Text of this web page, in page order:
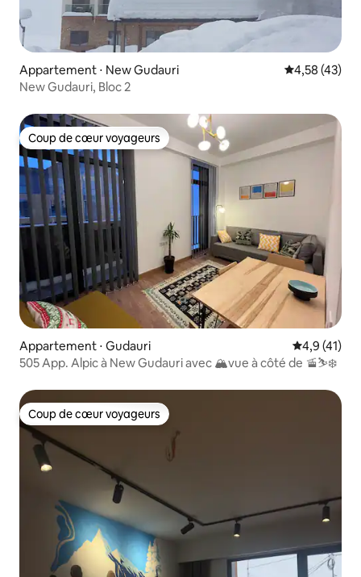
Appartement ⋅ New Gudauri Évaluation
4,58 (43)
New Gudauri, Bloc 2
Coup de cœur voyageurs
Coup de cœur voyageurs
Appartement ⋅ Gudauri Évaluation
4,9 (41)
505 App. Alpic à New Gudauri avec 🏔vue à côté de 🚡⛷❄️
Coup de cœur voyageurs
Coup de cœur voyageurs